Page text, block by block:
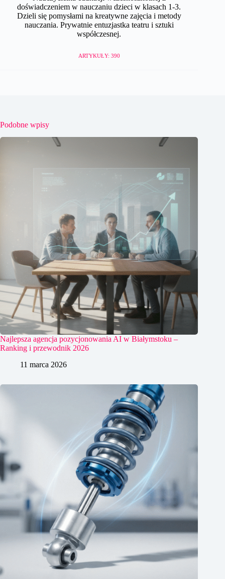
doświadczeniem w nauczaniu dzieci w klasach 1-3.
Dzieli się pomysłami na kreatywne zajęcia i metody
nauczania. Prywatnie entuzjastka teatru i sztuki
współczesnej.
ARTYKUŁY: 390
Podobne wpisy
Najlepsza agencja pozycjonowania AI w Białymstoku –
Ranking i przewodnik 2026
11 marca 2026